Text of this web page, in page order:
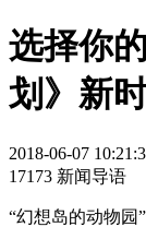
选择你
划》新
2018-06-07
17173 新闻导语
“幻想岛的动物园